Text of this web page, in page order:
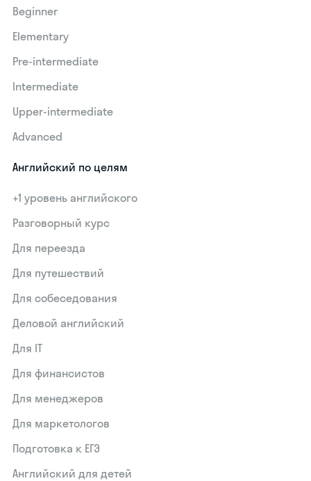
Beginner
Elementary
Pre-intermediate
Intermediate
Upper-intermediate
Advanced
Английский по целям
+1 уровень английского
Разговорный курс
Для переезда
Для путешествий
Для собеседования
Деловой английский
Для IT
Для финансистов
Для менеджеров
Для маркетологов
Подготовка к ЕГЭ
Английский для детей